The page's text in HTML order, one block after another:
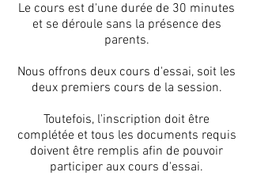
Le cours est d'une durée de 30 minutes
et se déroule sans la présence des
parents.
Nous offrons deux cours d'essai, soit les
deux premiers cours de la session.
Toutefois, l'inscription doit être
complétée et tous les documents requis
doivent être remplis afin de pouvoir
participer aux cours d'essai.